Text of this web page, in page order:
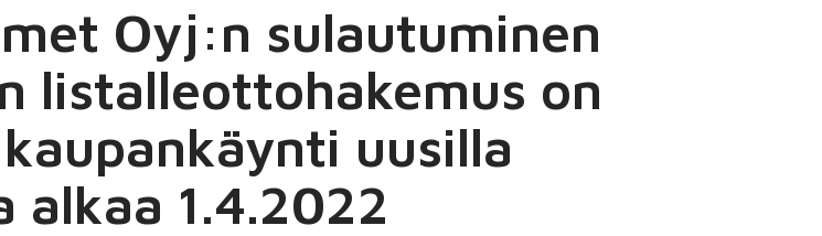
Oyj:n sulautuminen
listalleottohakemus on
uusilla
alkaa 1.4.2022